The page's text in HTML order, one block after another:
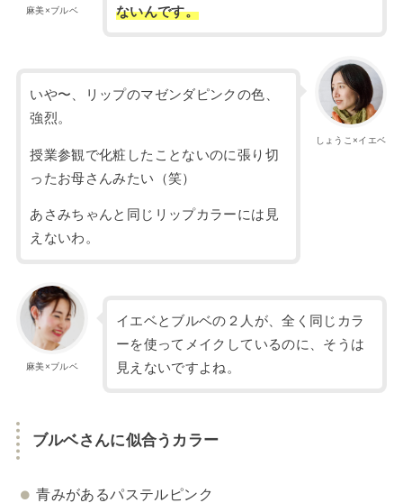
麻美×ブルベ
ないんです。
しょうこ×イエベ
いや〜、リップのマゼンダピンクの色、
強烈。
授業参観で化粧したことないのに張り切
ったお母さんみたい（笑）
あさみちゃんと同じリップカラーには見
えないわ。
麻美×ブルベ
イエベとブルベの２人が、全く同じカラ
ーを使ってメイクしているのに、そうは
見えないですよね。
ブルベさんに似合うカラー
青みがあるパステルピンク